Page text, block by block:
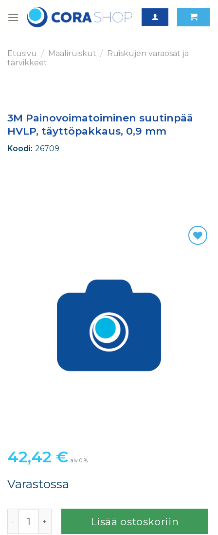
Etusivu / Maaliruiskut / Ruiskujen varaosat ja
tarvikkeet
3M Painovoimatoiminen suutinpää
HVLP, täyttöpakkaus, 0,9 mm
Koodi: 26709
42,42 € alv 0 %
Varastossa
Lisää ostoskoriin